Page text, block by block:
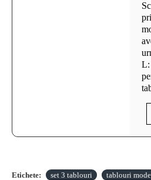
L:
Etichete: set 3 tablouri tablouri